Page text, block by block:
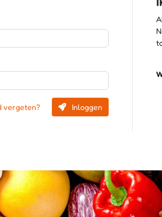
vergeten? Inloggen